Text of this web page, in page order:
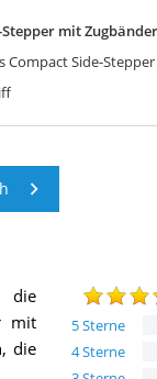
mit
Compact Side-
5Sterne
4Sterne
die
mit
die